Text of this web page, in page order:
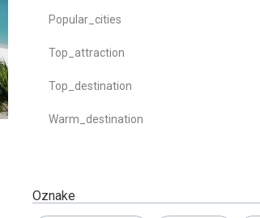
Popular_cities
Top_attraction
Top_destination
Warm_destination
Oznake